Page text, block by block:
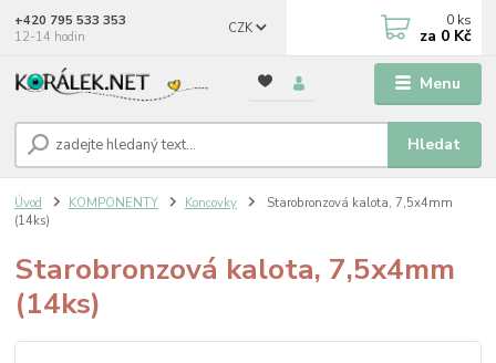
Menu
CZK
Hledat
+420 795 533 353
12-14 hodin
0 ks
za 0 Kč
Úvod KOMPONENTY Koncovky
Starobronzová kalota, 7,5x4mm
(14ks)
Starobronzová kalota, 7,5x4mm
(14ks)